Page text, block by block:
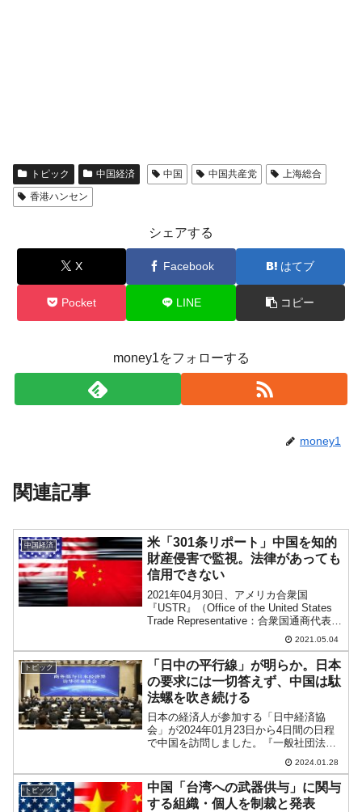
トピック 中国経済 中国 中国共産党
上海総合
香港ハンセン
シェアする
X Facebook はてブ
Pocket LINE コピー
money1をフォローする
money1
関連記事
中国経済
米「301条リポート」中国を知的
財産侵害で監視。法律があっても
信用できない
2021年04月30日、アメリカ合衆国
『USTR』（Office of the United States
Trade Representative：合衆国通商代表
部）は、知的財産保護に関する年次スー
パー301条報告書（Annual Spe...
2021.05.04
トピック
「日中の平行線」が明らか。日本
の要求には一切答えず、中国は駄
法螺を吹き続ける
日本の経済人が参加する「日中経済協
会」が2024年01月23日から4日間の日程
で中国を訪問しました。『一般社団法人
日本経済団体連合会』（経団連）の十倉
雅和会長と『日本商工会議所』の小林健
会頭が最高顧問を務め、「日中経済協
会」の進藤孝生会長が...
2024.01.28
トピック
中国「台湾への武器供与」に関与
する組織・個人を制裁と発表